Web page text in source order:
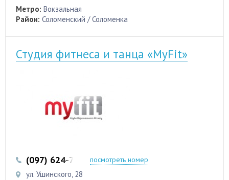
Метро: Вокзальная
Район: Соломенский / Соломенка
Студия фитнеса и танца «MyFit»
(097) 624-74-35посмотреть номер
ул. Ушинского, 28